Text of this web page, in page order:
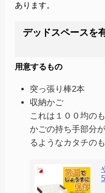
あります。
デッドスペースを
用意するもの
突っ張り棒2本
収納かご
これは１００均の
かごの持ち手部分
るようなカタチの